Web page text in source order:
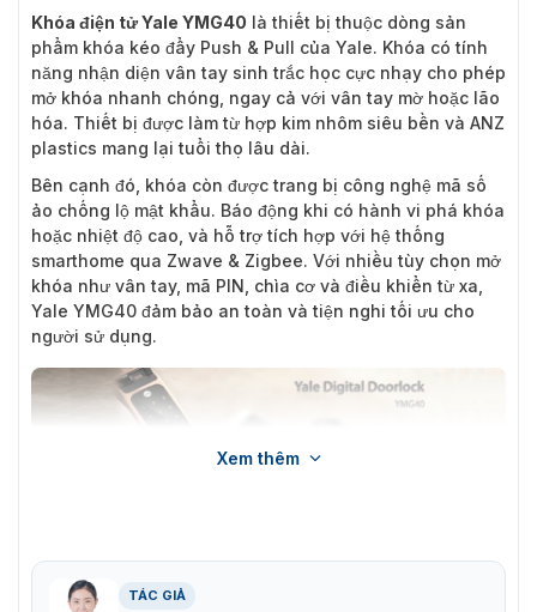
Khóa điện tử Yale YMG40 là thiết bị thuộc dòng sản
phẩm khóa kéo đẩy Push & Pull của Yale. Khóa có tính
năng nhận diện vân tay sinh trắc học cực nhạy cho phép
mở khóa nhanh chóng, ngay cả với vân tay mờ hoặc lão
hóa. Thiết bị được làm từ hợp kim nhôm siêu bền và ANZ
plastics mang lại tuổi thọ lâu dài.
Bên cạnh đó, khóa còn được trang bị công nghệ mã số
ảo chống lộ mật khẩu. Báo động khi có hành vi phá khóa
hoặc nhiệt độ cao, và hỗ trợ tích hợp với hệ thống
smarthome qua Zwave & Zigbee. Với nhiều tùy chọn mở
khóa như vân tay, mã PIN, chìa cơ và điều khiển từ xa,
Yale YMG40 đảm bảo an toàn và tiện nghi tối ưu cho
người sử dụng.
Xem thêm
TÁC GIẢ